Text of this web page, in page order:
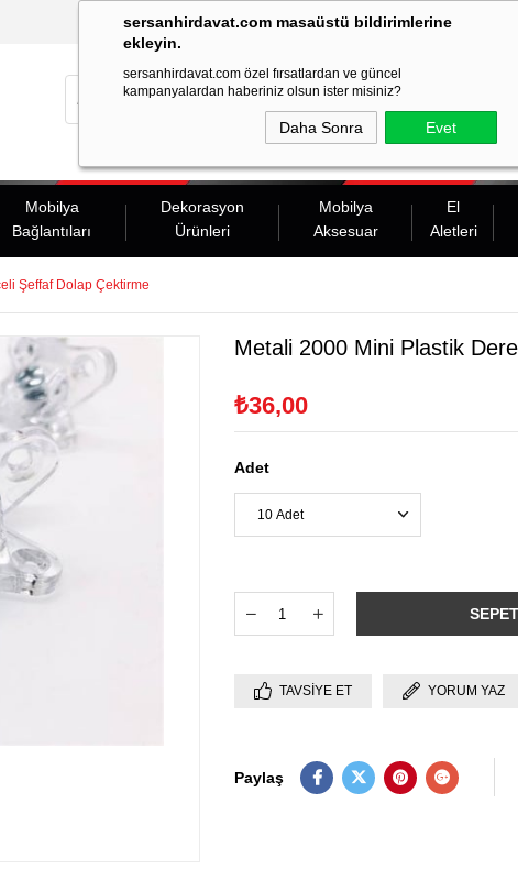
sersanhirdavat.com masaüstü bildirimlerine
ekleyin.
sersanhirdavat.com özel fırsatlardan ve güncel
kampanyalardan haberiniz olsun ister misiniz?
Daha Sonra Evet
Mobilya
Bağlantıları
Dekorasyon
Ürünleri
Mobilya
Aksesuar
El
Aletleri
Şeffaf Dolap Çektirme
Metali 2000 Mini Plastik
₺36,00
Adet
TAVSIYE ET YORUM YAZ
Paylaş